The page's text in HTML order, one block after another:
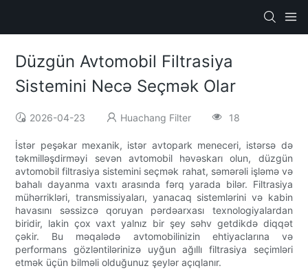
Düzgün Avtomobil Filtrasiya
Sistemini Necə Seçmək Olar
2026-04-23 Huachang Filter 18
İstər peşəkar mexanik, istər avtopark meneceri, istərsə də
təkmilləşdirməyi sevən avtomobil həvəskarı olun, düzgün
avtomobil filtrasiya sistemini seçmək rahat, səmərəli işləmə və
bahalı dayanma vaxtı arasında fərq yarada bilər. Filtrasiya
mühərrikləri, transmissiyaları, yanacaq sistemlərini və kabin
havasını səssizcə qoruyan pərdəarxası texnologiyalardan
biridir, lakin çox vaxt yalnız bir şey səhv getdikdə diqqət
çəkir. Bu məqalədə avtomobilinizin ehtiyaclarına və
performans gözləntilərinizə uyğun ağıllı filtrasiya seçimləri
etmək üçün bilməli olduğunuz şeylər açıqlanır.